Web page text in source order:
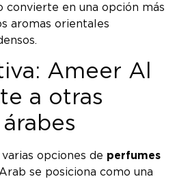
convierte en una opción más
aromas orientales
Ameer Al
a otras
opciones de perfumes
se posiciona como una